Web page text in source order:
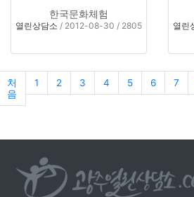
한국문화체험
열린상담소 / 2012-08-30 / 2805 열린
처
음
1 2 3 4 5 6 7